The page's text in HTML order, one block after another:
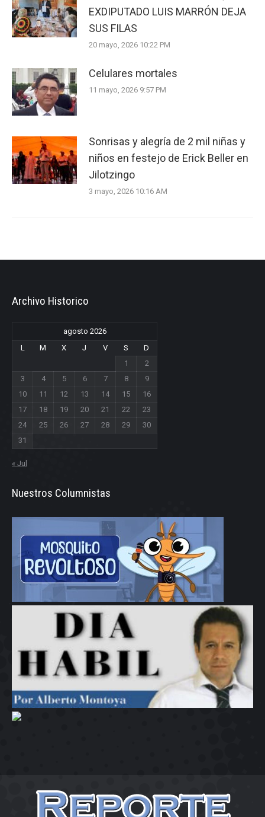
EXDIPUTADO LUIS MARRÓN DEJA
SUS FILAS
20 mayo, 2026 10:22 PM
Celulares mortales
11 mayo, 2026 9:57 PM
Sonrisas y alegría de 2 mil niñas y
niños en festejo de Erick Beller en
Jilotzingo
3 mayo, 2026 10:16 AM
Archivo Historico
agosto 2026
L
M X J V S
D
1
2
3
4 5 6 7 8
9
10
11 12 13 14 15
16
17
18 19 20 21 22
23
24
25 26 27 28 29
30
31
« Jul
Nuestros Columnistas